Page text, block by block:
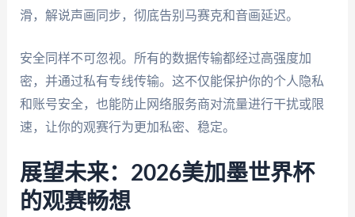
滑，解说声画同步，彻底告别马赛克和音画延迟。
安全同样不可忽视。所有的数据传输都经过高强度加
密，并通过私有专线传输。这不仅能保护你的个人隐私
和账号安全，也能防止网络服务商对流量进行干扰或限
速，让你的观赛行为更加私密、稳定。
展望未来：2026美加墨世界杯
的观赛畅想